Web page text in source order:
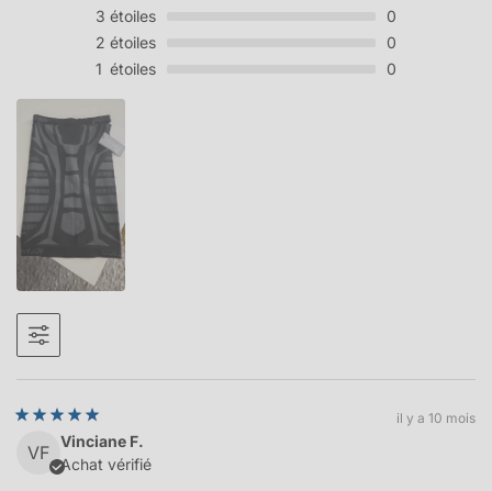
3 étoiles
0
2 étoiles
0
1 étoiles 0
il y a 10 mois
VF
Vinciane F.
Achat vérifié